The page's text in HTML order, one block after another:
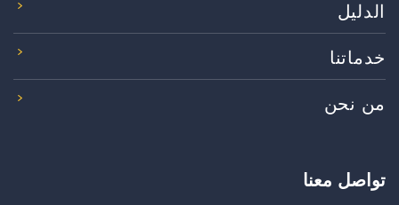
الدليل
خدماتنا
من نحن
تواصل معنا